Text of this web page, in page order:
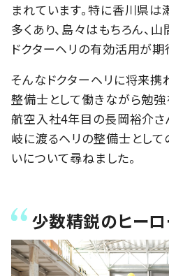
まれています。特に香川県
多くあり、島々はもちろん、
ドクターヘリの有効活用が期
そんなドクターヘリに将来携
整備士として働きながら勉
航空入社4年目の長岡裕介さ
岐に渡るヘリの整備士として
いについて尋ねました。
少数精鋭のヒー